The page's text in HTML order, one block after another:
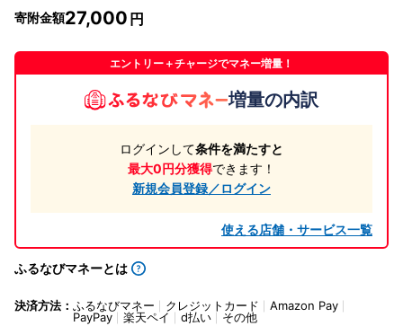
寄附金額27,000
エントリー＋チャージでマネー増量！
増量の内訳
ログインして条件を満たすと
最大0円分獲得できます！
新規会員登録／ログイン
使える店舗・サービス一覧
ふるなびマネーとは
決済方法： ふるなびマネー クレジットカード
Amazon Pay
PayPay
楽天ペイ d払い その他